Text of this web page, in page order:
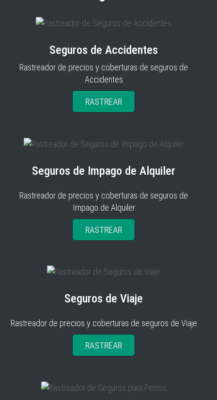
Seguros de Accidentes
Rastreador de precios y coberturas de seguros de
Accidentes
RASTREAR
Seguros de Impago de Alquiler
Rastreador de precios y coberturas de seguros de
Impago de Alquiler
RASTREAR
Seguros de Viaje
Rastreador de precios y coberturas de seguros de Viaje
RASTREAR